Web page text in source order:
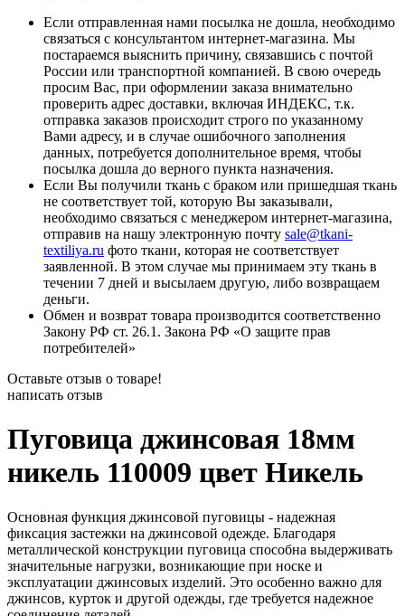
Если отправленная нами посылка не дошла, необходимо
связаться с консультантом интернет-магазина. Мы
постараемся выяснить причину, связавшись с почтой
России или транспортной компанией. В свою очередь
просим Вас, при оформлении заказа внимательно
проверить адрес доставки, включая ИНДЕКС, т.к.
отправка заказов происходит строго по указанному
Вами адресу, и в случае ошибочного заполнения
данных, потребуется дополнительное время, чтобы
посылка дошла до верного пункта назначения.
Если Вы получили ткань с браком или пришедшая ткань
не соответствует той, которую Вы заказывали,
необходимо связаться с менеджером интернет-магазина,
отправив на нашу электронную почту sale@tkani-
textiliya.ru фото ткани, которая не соответствует
заявленной. В этом случае мы принимаем эту ткань в
течении 7 дней и высылаем другую, либо возвращаем
деньги.
Обмен и возврат товара производится соответственно
Закону РФ ст. 26.1. Закона РФ «О защите прав
потребителей»
Оставьте отзыв о товаре!
написать отзыв
Пуговица джинсовая 18мм
никель 110009 цвет Никель
Основная функция джинсовой пуговицы - надежная
фиксация застежки на джинсовой одежде. Благодаря
металлической конструкции пуговица способна выдерживать
значительные нагрузки, возникающие при носке и
эксплуатации джинсовых изделий. Это особенно важно для
джинсов, курток и другой одежды, где требуется надежное